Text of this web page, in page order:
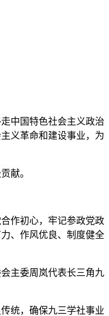
中国特色社会主义政治
义革命和建设事业，为
献。
作初心，牢记参政党政
、作风优良、制度健全
主委周岚代表长三角九
统，确保九三学社事业